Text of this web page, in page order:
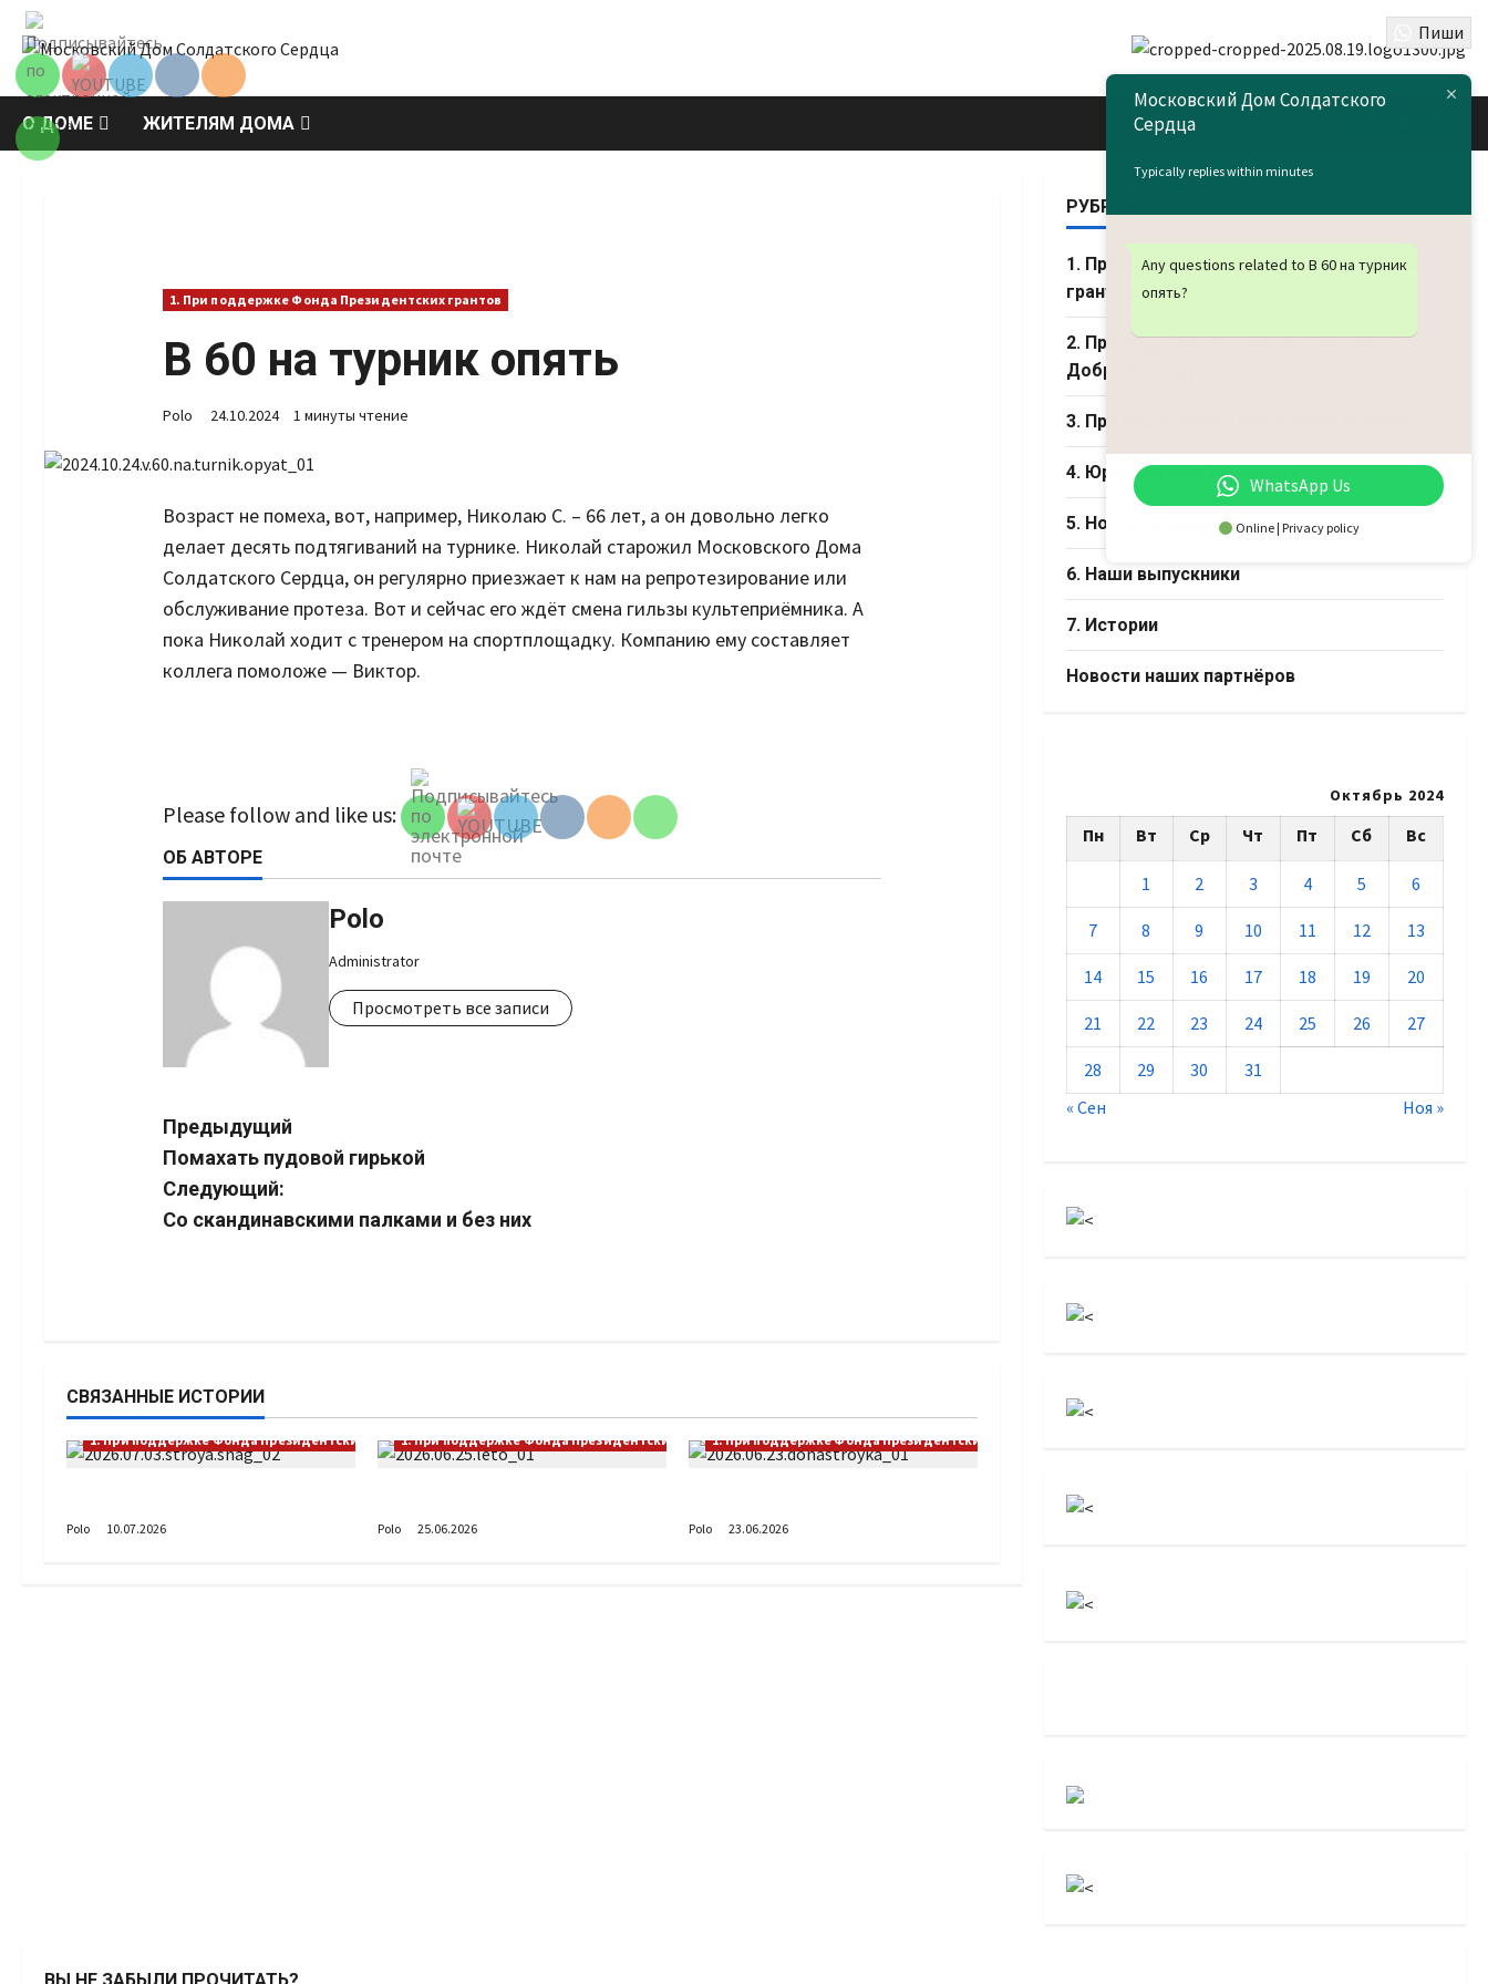
Перейти
содержимому
О ДОМЕ ЖИТЕЛЯМ ДОМА
1. При поддержке Фонда Президентских грантов
В 60 на турник опять
Polo 24.10.2024 1 минуты чтение
Возраст не помеха, вот, например, Николаю С. – 66 лет, а он довольно легко
делает десять подтягиваний на турнике. Николай старожил Московского Дома
Солдатского Сердца, он регулярно приезжает к нам на репротезирование или
обслуживание протеза. Вот и сейчас его ждёт смена гильзы культеприёмника. А
пока Николай ходит с тренером на спортплощадку. Компанию ему составляет
коллега помоложе — Виктор.
Please follow and like us:
Set Youtube
Channel ID
ОБ АВТОРЕ
Polo
Administrator
Просмотреть все записи
Навигация
записи
Предыдущий
Помахать пудовой гирькой
Следующий:
Со скандинавскими палками и без них
СВЯЗАННЫЕ ИСТОРИИ
1. При поддержке Фонда Президентских грантов
Polo 10.07.2026
1. При поддержке Фонда Президентских грантов
Polo 25.06.2026
1. При поддержке Фонда Президентских грантов
Polo 23.06.2026
РУБРИКИ
1. При поддержке Фонда Президентских
грантов
2. При поддержке конкурса "Москва –
Добрый город"
3. При поддержке гранта Мэра Москвы
4. Юридическая страничка
5. Новости нашего Дома
6. Наши выпускники
7. Истории
Новости наших партнёров
Октябрь 2024
Пн Вт Ср Чт Пт Сб Вс
1 2 3 4 5 6
7 8 9 10 11 12 13
14 15 16 17 18 19 20
21 22 23 24 25 26 27
28 29 30
31
« Сен
Ноя »
Set Youtube
Channel ID
Set Youtube
Channel ID
Московский Дом Солдатского
Сердца
Typically replies within minutes
Any questions related to В 60 на турник
опять?
WhatsApp Us
Online | Privacy policy
Пиши